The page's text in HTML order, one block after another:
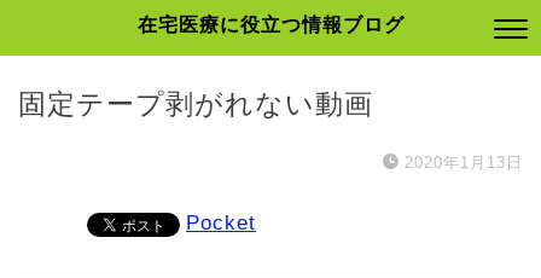
在宅医療に役立つ情報ブログ
固定テープ剥がれない動画
2020年1月13日
Pocket